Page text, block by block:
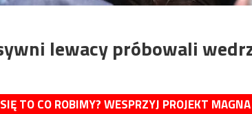
lewacy próbowali
TO CO ROBIMY? WESPRZYJ PROJEKT